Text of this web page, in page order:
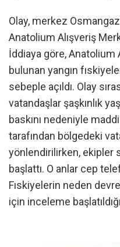
Olay, merkez
Anatolium Alışveriş
İddiaya göre, Anatolium
bulunan yangın
sebeple açıldı. Olay
vatandaşlar şaşkınlık
baskını nedeniyle
tarafından bölgedeki
yönlendirilirken, ekipler
başlattı. O anlar cep
Fıskiyelerin neden
için inceleme